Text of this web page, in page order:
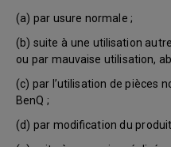
(a) par usure normale ;
(b) suite à une utilisation
ou par mauvaise utilisation,
(c) par l’utilisation de pièces
BenQ ;
(d) par modification du